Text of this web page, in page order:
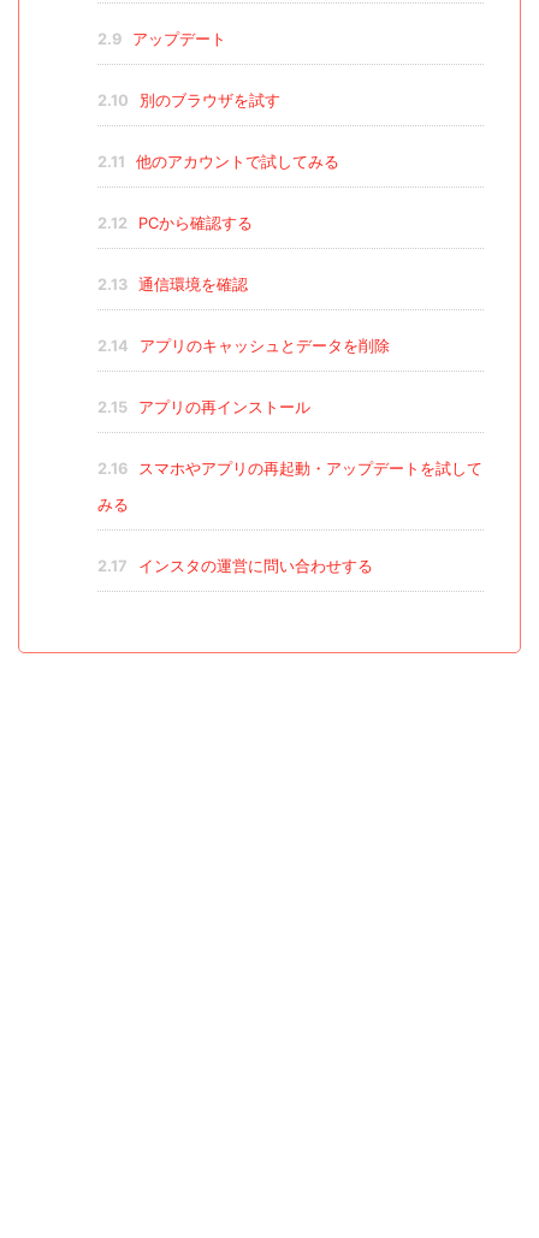
2.9 アップデート
2.10 別のブラウザを試す
2.11 他のアカウントで試してみる
2.12 PCから確認する
2.13 通信環境を確認
2.14 アプリのキャッシュとデータを削除
2.15 アプリの再インストール
2.16
スマホやアプリの再起動・アップデートを試して
みる
2.17 インスタの運営に問い合わせする